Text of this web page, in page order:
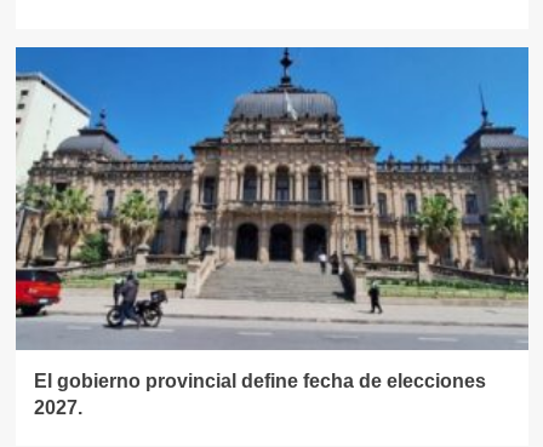
El gobierno provincial define fecha de elecciones
2027.